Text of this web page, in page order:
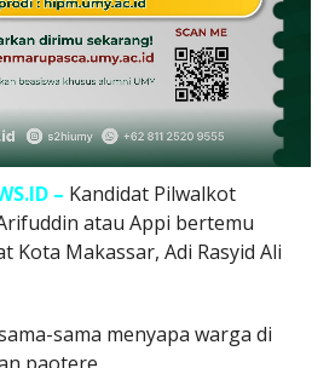
– Kandidat Pilwalkot
atau Appi bertemu
Kota Makassar, Adi Rasyid Ali
sama menyapa warga di